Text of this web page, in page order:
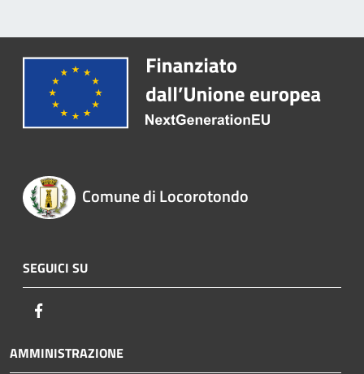
Comune di Locorotondo
SEGUICI SU
AMMINISTRAZIONE